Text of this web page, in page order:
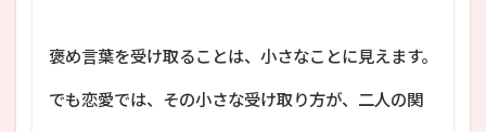
褒め言葉を受け取ることは、小さなことに見えます。
でも恋愛では、その小さな受け取り方が、二人の関